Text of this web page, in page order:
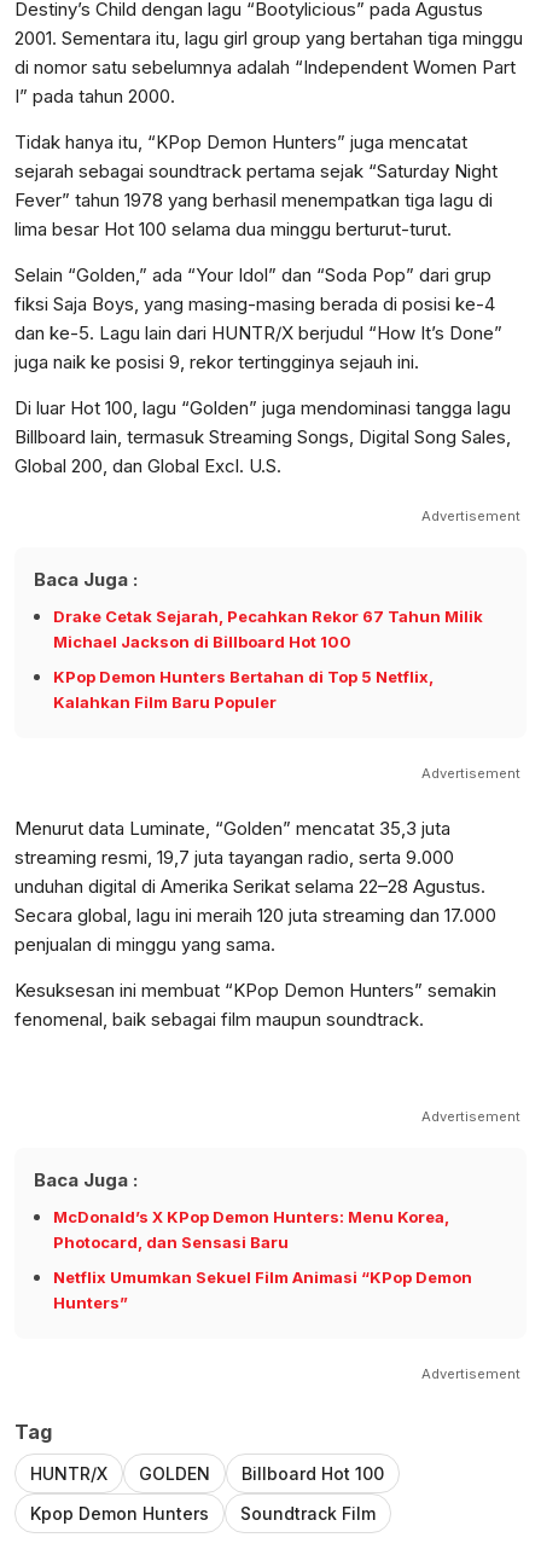
Destiny’s Child dengan lagu “Bootylicious” pada Agustus
2001. Sementara itu, lagu girl group yang bertahan tiga minggu
di nomor satu sebelumnya adalah “Independent Women Part
I” pada tahun 2000.
Tidak hanya itu, “KPop Demon Hunters” juga mencatat
sejarah sebagai soundtrack pertama sejak “Saturday Night
Fever” tahun 1978 yang berhasil menempatkan tiga lagu di
lima besar Hot 100 selama dua minggu berturut-turut.
Selain “Golden,” ada “Your Idol” dan “Soda Pop” dari grup
fiksi Saja Boys, yang masing-masing berada di posisi ke-4
dan ke-5. Lagu lain dari HUNTR/X berjudul “How It’s Done”
juga naik ke posisi 9, rekor tertingginya sejauh ini.
Di luar Hot 100, lagu “Golden” juga mendominasi tangga lagu
Billboard lain, termasuk Streaming Songs, Digital Song Sales,
Global 200, dan Global Excl. U.S.
Advertisement
Baca Juga :
Drake Cetak Sejarah, Pecahkan Rekor 67 Tahun Milik
Michael Jackson di Billboard Hot 100
KPop Demon Hunters Bertahan di Top 5 Netflix,
Kalahkan Film Baru Populer
Advertisement
Menurut data Luminate, “Golden” mencatat 35,3 juta
streaming resmi, 19,7 juta tayangan radio, serta 9.000
unduhan digital di Amerika Serikat selama 22–28 Agustus.
Secara global, lagu ini meraih 120 juta streaming dan 17.000
penjualan di minggu yang sama.
Kesuksesan ini membuat “KPop Demon Hunters” semakin
fenomenal, baik sebagai film maupun soundtrack.
Advertisement
Baca Juga :
McDonald’s X KPop Demon Hunters: Menu Korea,
Photocard, dan Sensasi Baru
Netflix Umumkan Sekuel Film Animasi “KPop Demon
Hunters”
Advertisement
Tag
HUNTR/X GOLDEN
Billboard Hot 100
Kpop Demon Hunters
Soundtrack Film